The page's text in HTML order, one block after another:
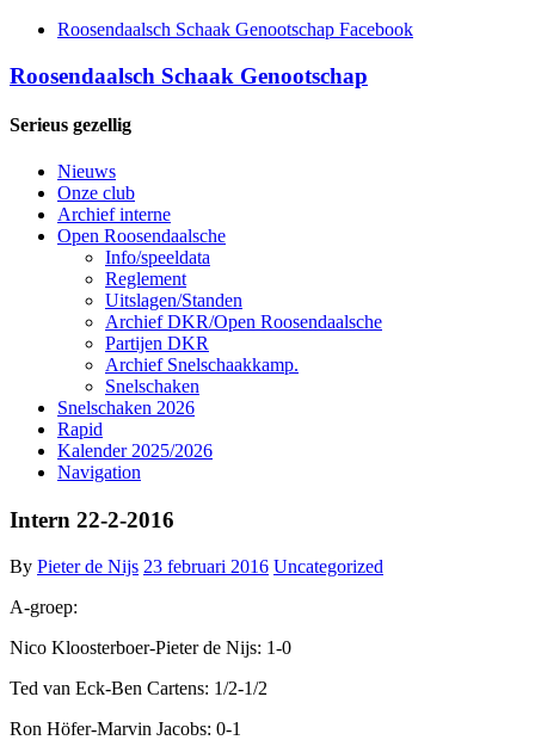
Roosendaalsch Schaak Genootschap Facebook
Roosendaalsch Schaak Genootschap
Serieus gezellig
Nieuws
Onze club
Archief interne
Open Roosendaalsche
Info/speeldata
Reglement
Uitslagen/Standen
Archief DKR/Open Roosendaalsche
Partijen DKR
Archief Snelschaakkamp.
Snelschaken
Snelschaken 2026
Rapid
Kalender 2025/2026
Navigation
Intern 22-2-2016
By Pieter de Nijs 23 februari 2016 Uncategorized
A-groep:
Nico Kloosterboer-Pieter de Nijs: 1-0
Ted van Eck-Ben Cartens: 1/2-1/2
Ron Höfer-Marvin Jacobs: 0-1